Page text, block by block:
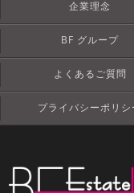
企業理念
BF グループ
よくあるご質問
プライバシーポリシ